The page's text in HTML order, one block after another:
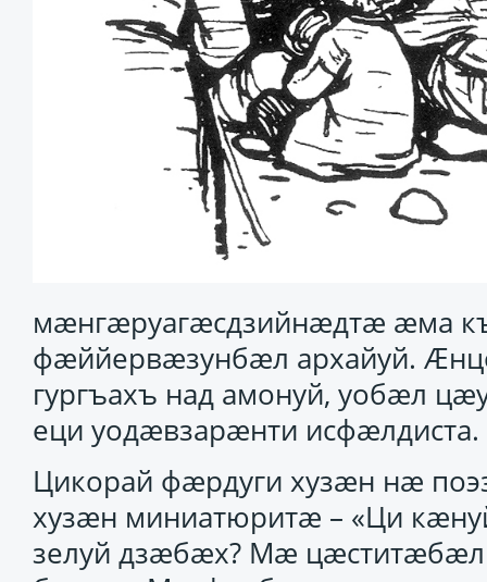
мӕнгӕруагӕсдзийнӕдтӕ ӕма
фӕййервӕзунбӕл архайуй.
гургъахъ над амонуй, уобӕл
еци уодӕвзарӕнти исфӕлдиста.
Цикорай фӕрдуги хузӕн нӕ
хузӕн миниатюритӕ – «Ци
зелуй дзӕбӕх? Мӕ